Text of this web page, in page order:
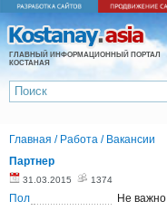
ГЛАВНЫЙ ИНФОРМАЦИОННЫЙ ПОРТАЛ
КОСТАНАЯ
Главная / Работа / Вакансии
Партнер
31.03.2015 1374
Пол
Не важно